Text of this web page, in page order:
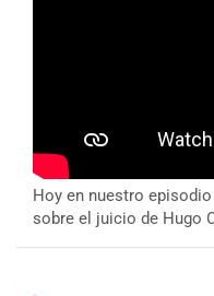
Hoy en nuestro
sobre el juicio de Hugo